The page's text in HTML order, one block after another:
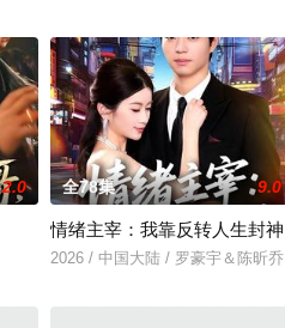
2.0 全78集 9.0
情绪主宰：我靠反转人生封神
2026 / 中国大陆 / 罗豪宇＆陈昕乔